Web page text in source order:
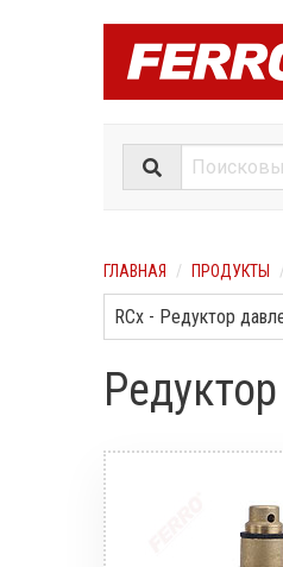
ГЛАВНАЯ ПРОДУКТЫ